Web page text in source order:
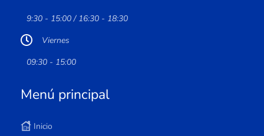
9:30 - 15:00 / 16:30 - 18:30
Viernes
09:30 - 15:00
Menú principal
Inicio